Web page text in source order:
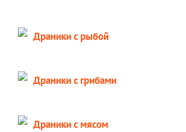
Драники с рыбой
Драники с грибами
Драники с мясом